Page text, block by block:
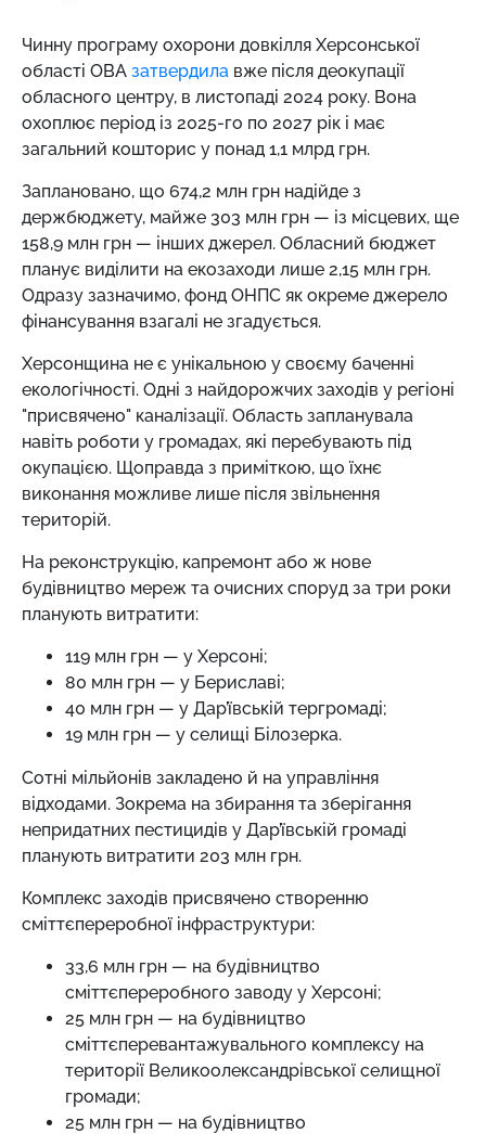
Чинну програму охорони довкілля Херсонської
області ОВА затвердила вже після деокупації
обласного центру, в листопаді 2024 року. Вона
охоплює період із 2025-го по 2027 рік і має
загальний кошторис у понад 1,1 млрд грн.
Заплановано, що 674,2 млн грн надійде з
держбюджету, майже 303 млн грн — із місцевих, ще
158,9 млн грн — інших джерел. Обласний бюджет
планує виділити на екозаходи лише 2,15 млн грн.
Одразу зазначимо, фонд ОНПС як окреме джерело
фінансування взагалі не згадується.
Херсонщина не є унікальною у своєму баченні
екологічності. Одні з найдорожчих заходів у регіоні
"присвячено" каналізації. Область запланувала
навіть роботи у громадах, які перебувають під
окупацією. Щоправда з приміткою, що їхнє
виконання можливе лише після звільнення
територій.
На реконструкцію, капремонт або ж нове
будівництво мереж та очисних споруд за три роки
планують витратити:
119 млн грн — у Херсоні;
80 млн грн — у Бериславі;
40 млн грн — у Дар’ївській тергромаді;
19 млн грн — у селищі Білозерка.
Сотні мільйонів закладено й на управління
відходами. Зокрема на збирання та зберігання
непридатних пестицидів у Дар’ївській громаді
планують витратити 203 млн грн.
Комплекс заходів присвячено створенню
сміттєпереробної інфраструктури:
33,6 млн грн — на будівництво
сміттєпереробного заводу у Херсоні;
25 млн грн — на будівництво
сміттєперевантажувального комплексу на
території Великоолександрівської селищної
громади;
25 млн грн — на будівництво